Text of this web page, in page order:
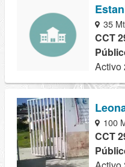
35
CCT
Activo
100
CCT